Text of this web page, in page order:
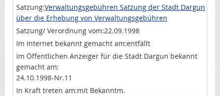
Verwaltungsgebühren Satzung der Stadt Dargun
über die Erhebung von Verwaltungsgebühren
22.09.1998
entfällt
24.10.1998-Nr.11
mit Bekanntm.